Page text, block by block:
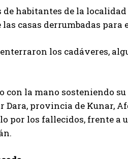
de habitantes de la
casas derrumbadas para
los cadáveres,
con la mano sosteniendo
Dara, provincia de Kunar,
por los fallecidos, frente a